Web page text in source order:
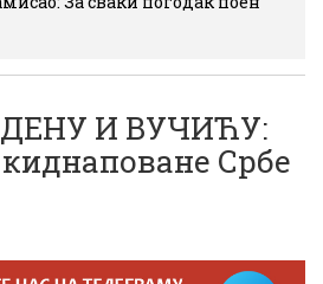
И ВУЧИЋУ:
Србе